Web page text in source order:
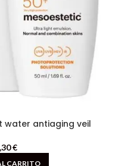
water antiaging veil
€
CARRITO